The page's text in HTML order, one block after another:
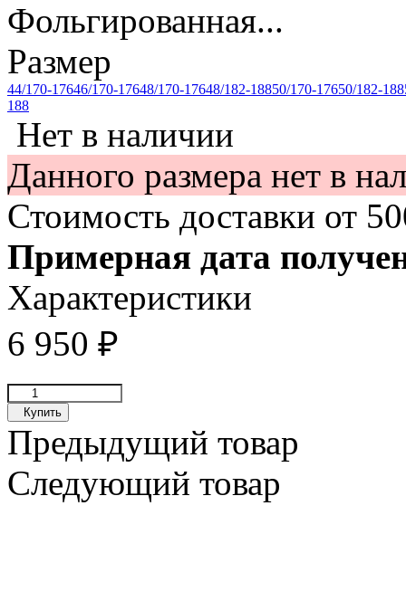
Фольгированная...
Размер
44/170-17646/170-17648/170-17648/182-18850/170-17650/182-188
188
Нет в наличии
Данного размера нет в
Стоимость доставки от
Примерная дата
Характеристики
6 950 ₽
Купить
Предыдущий товар
Следующий товар